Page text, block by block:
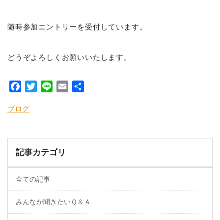
随時参加エントリーを受付しています。
どうぞよろしくお願いいたします。
Facebook
TwitterLine Email
ブログ
記事カテゴリ
全ての記事
みんなが聞きたいＱ＆Ａ